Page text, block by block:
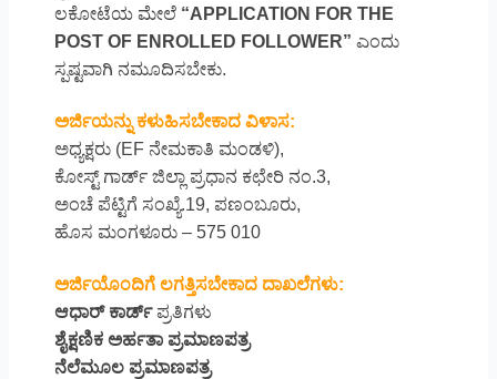
ಲಕೋಟೆಯ ಮೇಲೆ “APPLICATION FOR THE
POST OF ENROLLED FOLLOWER” ಎಂದು
ಸ್ಪಷ್ಟವಾಗಿ ನಮೂದಿಸಬೇಕು.
ಅರ್ಜಿಯನ್ನು ಕಳುಹಿಸಬೇಕಾದ ವಿಳಾಸ:
ಅಧ್ಯಕ್ಷರು (EF ನೇಮಕಾತಿ ಮಂಡಳಿ),
ಕೋಸ್ಟ್ ಗಾರ್ಡ್ ಜಿಲ್ಲಾ ಪ್ರಧಾನ ಕಛೇರಿ ನಂ.3,
ಅಂಚೆ ಪೆಟ್ಟಿಗೆ ಸಂಖ್ಯೆ.19, ಪಣಂಬೂರು,
ಹೊಸ ಮಂಗಳೂರು – 575 010
ಅರ್ಜಿಯೊಂದಿಗೆ ಲಗತ್ತಿಸಬೇಕಾದ ದಾಖಲೆಗಳು:
ಆಧಾರ್ ಕಾರ್ಡ್ಪ್ರತಿಗಳು
ಶೈಕ್ಷಣಿಕ ಅರ್ಹತಾ ಪ್ರಮಾಣಪತ್ರ
ನೆಲೆಮೂಲ ಪ್ರಮಾಣಪತ್ರ